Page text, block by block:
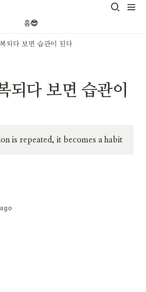
홈😎
되다 보면 습관이 된다
되다 보면 습관이
is repeated, it becomes a habit